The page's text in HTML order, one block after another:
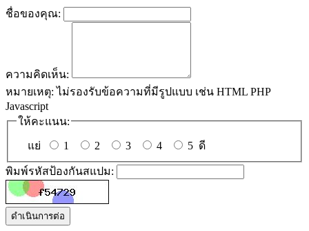
ชื่อของคุณ:
ความคิดเห็น:
หมายเหตุ: ไม่รองรับข้อความที่มีรูปแบบ เช่น HTML PHP
Javascript
ให้คะแนน:
แย่ 1 2 3 4 5 ดี
พิมพ์รหัสป้องกันสแปม:
ดำเนินการต่อ